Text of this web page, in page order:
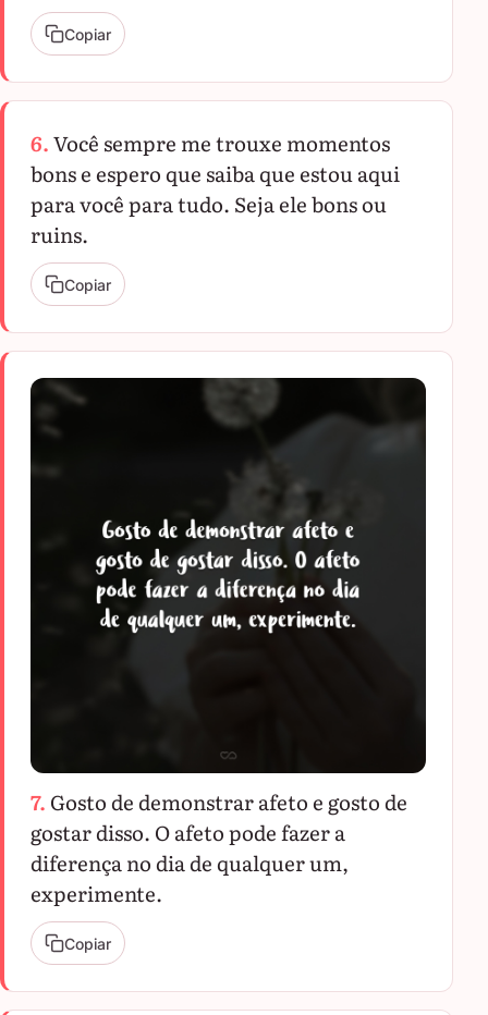
Copiar
6.Você sempre me trouxe momentos
bons e espero que saiba que estou aqui
para você para tudo. Seja ele bons ou
ruins.
Copiar
7. Gosto de demonstrar afeto e gosto de
gostar disso. O afeto pode fazer a
diferença no dia de qualquer um,
experimente.
Copiar